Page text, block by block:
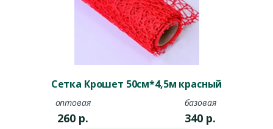
Сетка Крошет 50см*4,5м красный
оптовая
260 р.
базовая
340 р.